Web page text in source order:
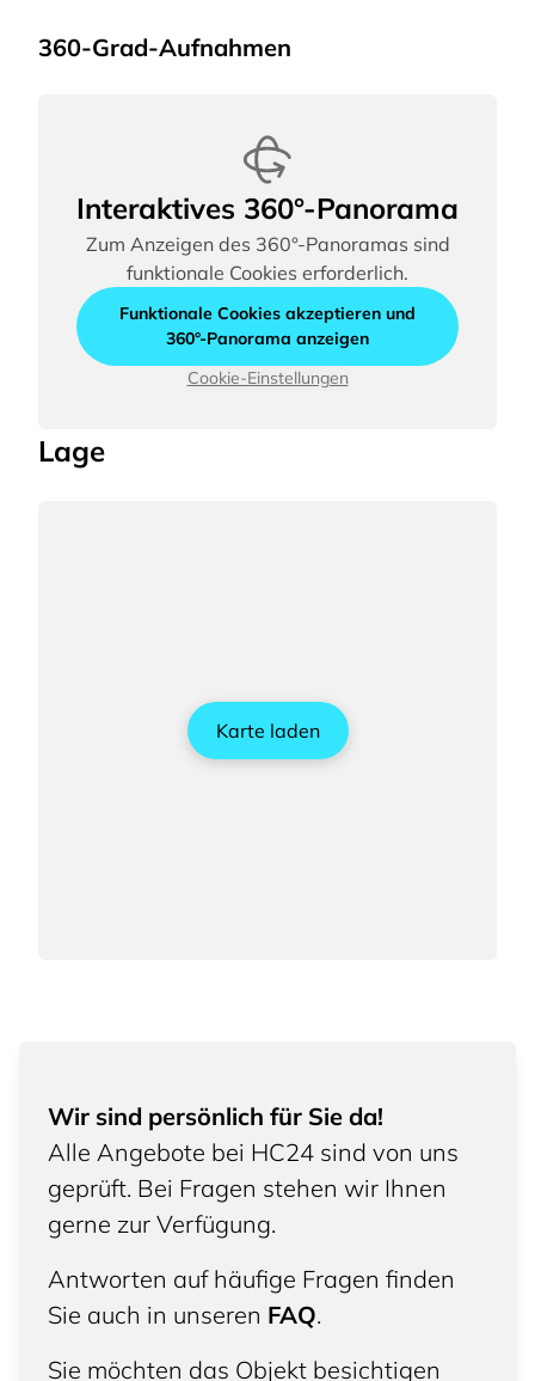
360-Grad-Aufnahmen
Interaktives 360°-Panorama
Zum Anzeigen des 360°-Panoramas sind
funktionale Cookies erforderlich.
Funktionale Cookies akzeptieren und
360°-Panorama anzeigen
Cookie-Einstellungen
Lage
Karte laden
Wir sind persönlich für Sie da!
Alle Angebote bei HC24 sind von uns
geprüft. Bei Fragen stehen wir Ihnen
gerne zur Verfügung.
Antworten auf häufige Fragen finden
Sie auch in unseren FAQ.
Sie möchten das Objekt besichtigen